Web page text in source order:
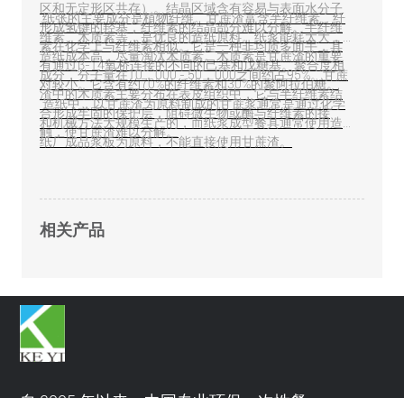
区和无定形区共存）。结晶区域含有容易与表面水分子
形成氢键的羟基，纤维素的结晶部分难以分解。半纤维
素在化学上与纤维素相似。它是一种非均质多面手，具
有通过β-14氧桥连接的不同的己基和戊糖基。聚合度相
对较小。它含有约70%的纤维素和30%的聚阿拉伯糖。
纸张的主要成分是植物纤维。甘蔗渣富含半纤维素、纤
维素、木质素等，是优良的造纸原料。纸浆能耗太大，
造纸成本高，尽量淘汰木质素。木质素是甘蔗渣的重要
成分，分子量在10，000 - 50，000之间约占95%。甘蔗
渣中的木质素主要分布在表皮组织中，它与半纤维素结
合形成牢固的保护层，阻碍微生物或酶与纤维素的接
触，使甘蔗渣难以分解。
造纸中，以甘蔗渣为原料制成的甘蔗浆通常是通过化学
和机械方法大规模生产的，而纸浆成型餐具通常使用造
纸厂成品浆板为原料，不能直接使用甘蔗渣。
相关产品